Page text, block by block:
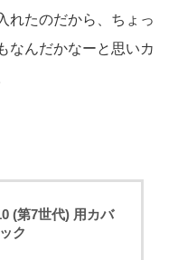
れたのだから、ちょっ
なんだかなーと思いカ
(第7世代) 用カバ
ク